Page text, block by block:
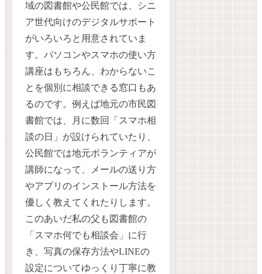
域の図書館や公民館では、シニ
ア世代向けのデジタルサポート
がいろいろと用意されていま
す。パソコンやスマホの使い方
講座はもちろん、わからないこ
とを個別に相談できる窓口もあ
るのです。例えば地元の市民図
書館では、月に数回「スマホ相
談の日」が設けられていたり、
公民館では地元ボランティアが
講師になって、メールの送り方
やアプリのインストール方法を
優しく教えてくれたりします。
このあいだ私の父も図書館の
「スマホ何でも相談会」に行
き、写真の保存方法やLINEの
設定についてゆっくり丁寧に教